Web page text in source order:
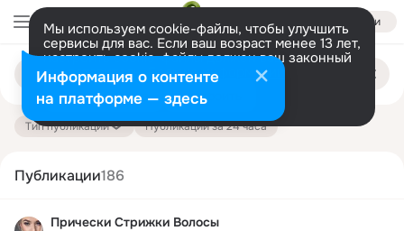
Войти
Мы используем cookie-файлы, чтобы улучшить
сервисы для вас. Если ваш возраст менее 13 лет,
настроить cookie-файлы должен ваш законный
представитель. Больше информации
Разрешить все Настроить
Поиск
публикациям
Тип публикации Публикации за 24 часа
Публикации186
Прически Стрижки Волосы
Информация о контенте
на платформе — здесь